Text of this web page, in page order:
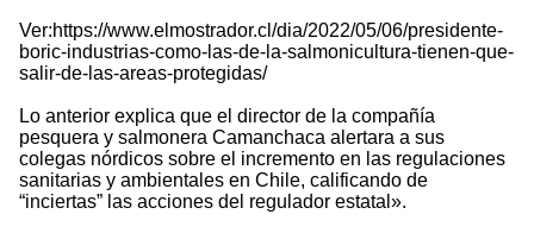
Ver:https://www.elmostrador.cl/dia/2022/05/06/presidente-
boric-industrias-como-las-de-la-salmonicultura-tienen-que-
salir-de-las-areas-protegidas/
Lo anterior explica que el director de la compañía
pesquera y salmonera Camanchaca alertara a sus
colegas nórdicos sobre el incremento en las regulaciones
sanitarias y ambientales en Chile, calificando de
“inciertas” las acciones del regulador estatal».